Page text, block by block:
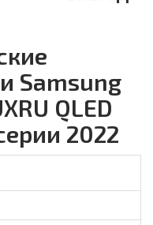
Samsung
QLED
2022